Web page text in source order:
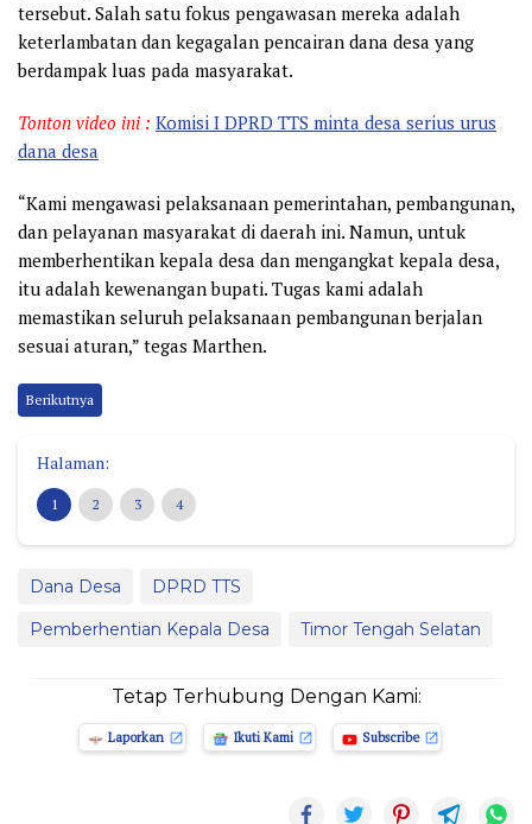
tersebut. Salah satu fokus pengawasan mereka adalah
keterlambatan dan kegagalan pencairan dana desa yang
berdampak luas pada masyarakat.
Tonton video ini : Komisi I DPRD TTS minta desa serius urus
dana desa
“Kami mengawasi pelaksanaan pemerintahan, pembangunan,
dan pelayanan masyarakat di daerah ini. Namun, untuk
memberhentikan kepala desa dan mengangkat kepala desa,
itu adalah kewenangan bupati. Tugas kami adalah
memastikan seluruh pelaksanaan pembangunan berjalan
sesuai aturan,” tegas Marthen.
Berikutnya
Halaman:
1 2 3 4
Dana Desa
DPRD TTS
Pemberhentian Kepala Desa
Timor Tengah Selatan
Tetap Terhubung Dengan Kami:
Laporkan Ikuti Kami Subscribe